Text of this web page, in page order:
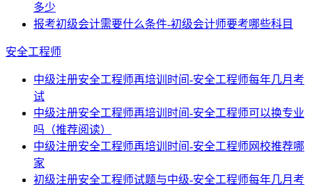
多少
报考初级会计需要什么条件-初级会计师要考哪些科目
安全工程师
中级注册安全工程师再培训时间-安全工程师每年几月考
试
中级注册安全工程师再培训时间-安全工程师可以换专业
吗（推荐阅读）
中级注册安全工程师再培训时间-安全工程师网校推荐哪
家
初级注册安全工程师试题与中级-安全工程师每年几月考